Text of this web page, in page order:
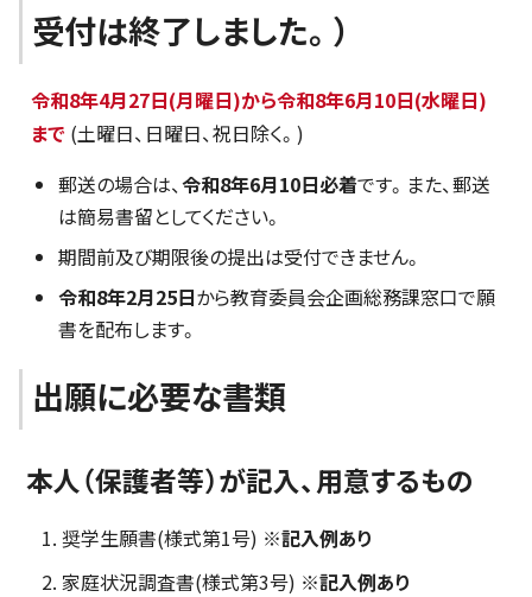
受付は終了しました。）
令和8年4月27日(月曜日)から令和8年6月10日(水曜日)
まで (土曜日、日曜日、祝日除く。)
郵送の場合は、令和8年6月10日必着です。また、郵送
は簡易書留としてください。
期間前及び期限後の提出は受付できません。
令和8年2月25日から教育委員会企画総務課窓口で願
書を配布します。
出願に必要な書類
本人（保護者等）が記入、用意するもの
奨学生願書(様式第1号) ※記入例あり
家庭状況調査書(様式第3号) ※記入例あり